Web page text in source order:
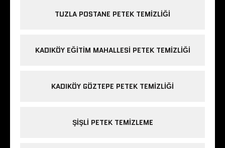
TUZLA POSTANE PETEK TEMIZLIĞI
KADIKÖY EĞITIM MAHALLESI PETEK TEMIZLIĞI
KADIKÖY GÖZTEPE PETEK TEMIZLIĞI
ŞIŞLI PETEK TEMIZLEME